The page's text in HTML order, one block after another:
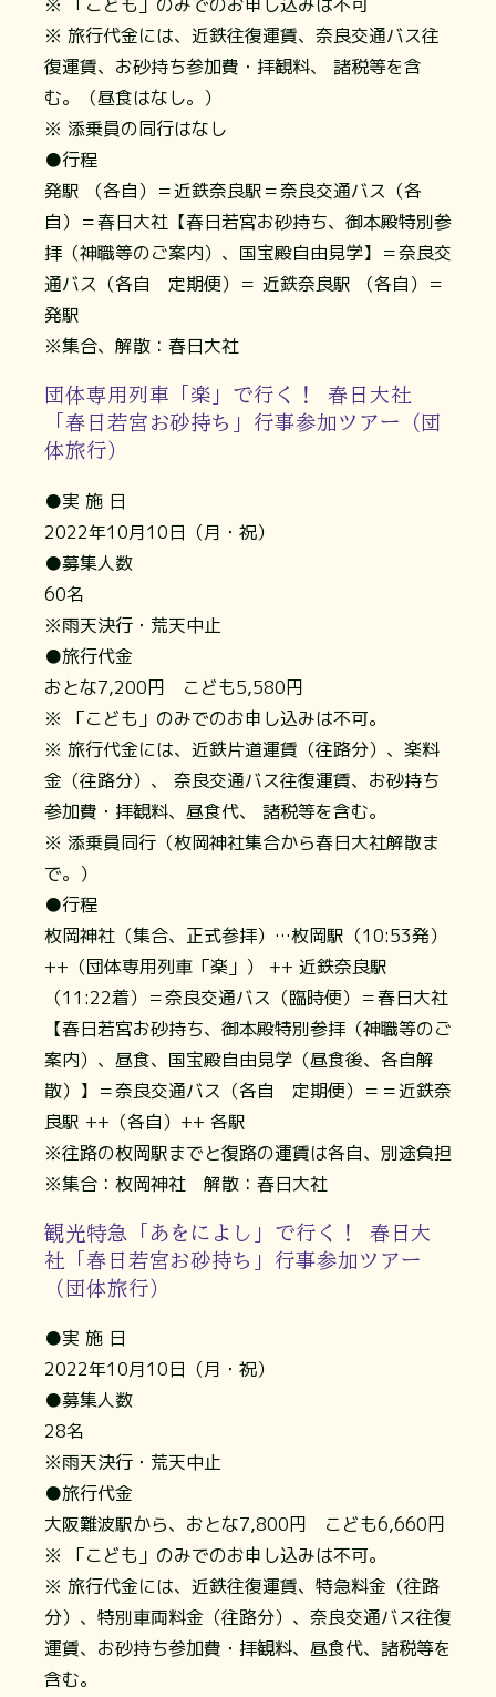
※ 旅行代金には、近鉄往復運賃、奈良交通バス往
復運賃、お砂持ち参加費・拝観料、 諸税等を含
む。（昼食はなし。）
※ 添乗員の同行はなし
●行程
発駅 （各自）＝近鉄奈良駅＝奈良交通バス（各
自）＝春日大社【春日若宮お砂持ち、御本殿特別参
拝（神職等のご案内）、国宝殿自由見学】＝奈良交
通バス（各自 定期便）＝ 近鉄奈良駅 （各自）＝
発駅
※集合、解散：春日大社
団体専用列車「楽」で行く！ 春日大社
「春日若宮お砂持ち」行事参加ツアー（団
体旅行）
●実 施 日
2022年10月10日（月・祝）
●募集人数
60名
※雨天決行・荒天中止
●旅行代金
おとな7,200円 こども5,580円
※ 「こども」のみでのお申し込みは不可。
※ 旅行代金には、近鉄片道運賃（往路分）、楽料
金（往路分）、 奈良交通バス往復運賃、お砂持ち
参加費・拝観料、昼食代、 諸税等を含む。
※ 添乗員同行（枚岡神社集合から春日大社解散ま
で。）
●行程
枚岡神社（集合、正式参拝）…枚岡駅（10:53発）
++（団体専用列車「楽」） ++ 近鉄奈良駅
（11:22着）＝奈良交通バス（臨時便）＝春日大社
【春日若宮お砂持ち、御本殿特別参拝（神職等のご
案内）、昼食、国宝殿自由見学（昼食後、各自解
散）】＝奈良交通バス（各自 定期便）＝＝近鉄奈
良駅 ++（各自）++ 各駅
※往路の枚岡駅までと復路の運賃は各自、別途負担
※集合：枚岡神社 解散：春日大社
観光特急「あをによし」で行く！ 春日大
社「春日若宮お砂持ち」行事参加ツアー
（団体旅行）
●実 施 日
2022年10月10日（月・祝）
●募集人数
28名
※雨天決行・荒天中止
●旅行代金
大阪難波駅から、おとな7,800円 こども6,660円
※ 「こども」のみでのお申し込みは不可。
※ 旅行代金には、近鉄往復運賃、特急料金（往路
分）、特別車両料金（往路分）、奈良交通バス往復
運賃、お砂持ち参加費・拝観料、昼食代、諸税等を
含む。